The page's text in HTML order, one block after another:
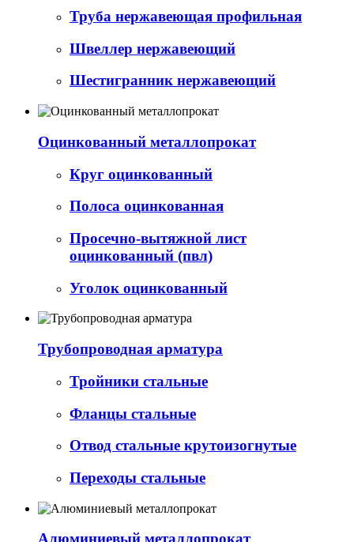
Труба нержавеющая профильная
Швеллер нержавеющий
Шестигранник нержавеющий
Оцинкованный металлопрокат
Круг оцинкованный
Полоса оцинкованная
Просечно-вытяжной лист
оцинкованный (пвл)
Уголок оцинкованный
Трубопроводная арматура
Тройники стальные
Фланцы стальные
Отвод стальные крутоизогнутые
Переходы стальные